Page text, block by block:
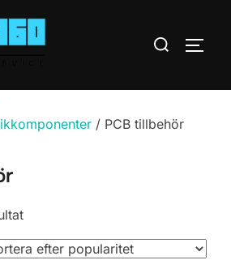
Sök
/ PCB tillbehör